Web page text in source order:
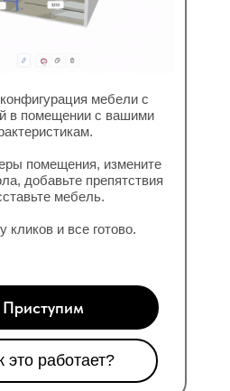
мебели с
в помещении с вашими
помещения, измените
добавьте препятствия
мебель.
кликов и все готово.
Приступим
это работает?